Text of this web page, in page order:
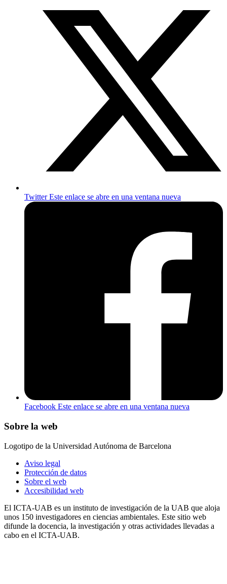
TwitterEste enlace se abre en una ventana nueva
Facebook Este enlace se abre en una ventana nueva
Sobre la web
Logotipo de la Universidad Autónoma de Barcelona
Aviso legal
Protección de datos
Sobre el web
Accesibilidad web
El ICTA-UAB es un instituto de investigación de la UAB que aloja
unos 150 investigadores en ciencias ambientales. Este sitio web
difunde la docencia, la investigación y otras actividades llevadas a
cabo en el ICTA-UAB.